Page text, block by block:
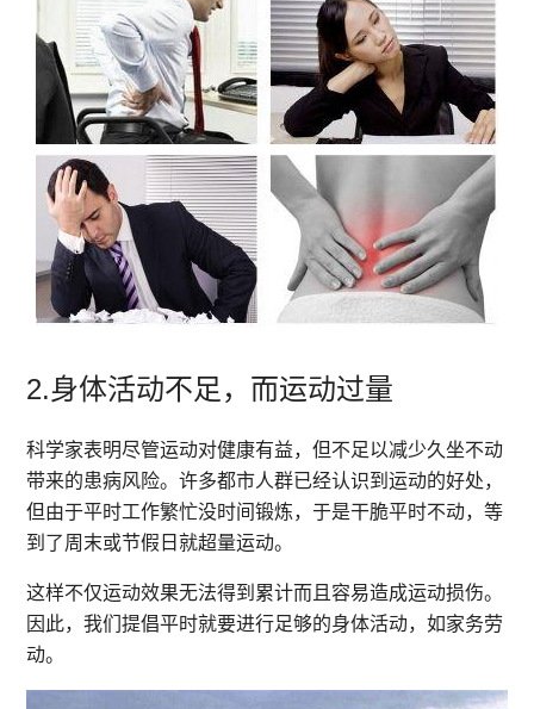
2.身体活动不足，而运动过量
科学家表明尽管运动对健康有益，但不足以减少久坐不动
带来的患病风险。许多都市人群已经认识到运动的好处，
但由于平时工作繁忙没时间锻炼，于是干脆平时不动，等
到了周末或节假日就超量运动。
这样不仅运动效果无法得到累计而且容易造成运动损伤。
因此，我们提倡平时就要进行足够的身体活动，如家务劳
动。